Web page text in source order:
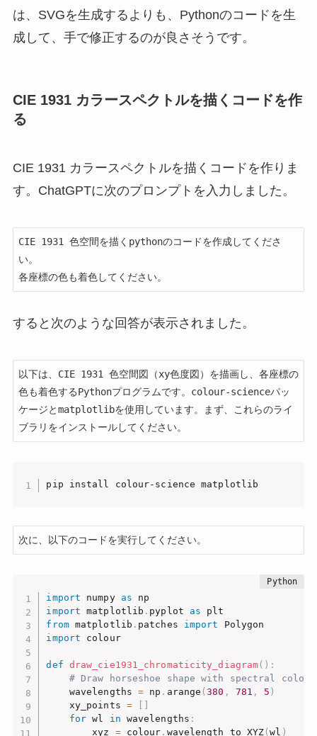
は、SVGを生成するよりも、Pythonのコードを生
成して、手で修正するのが良さそうです。
CIE 1931 カラースペクトルを描くコードを作
る
CIE 1931 カラースペクトルを描くコードを作りま
す。ChatGPTに次のプロンプトを入力しました。
CIE 1931 色空間を描くpythonのコードを作成してくださ
い。
各座標の色も着色してください。
すると次のような回答が表示されました。
以下は、CIE 1931 色空間図（xy色度図）を描画し、各座標の
色も着色するPythonプログラムです。colour-scienceパッ
ケージとmatplotlibを使用しています。まず、これらのライ
ブラリをインストールしてください。
pip install colour-science matplotlib
次に、以下のコードを実行してください。
import numpy as
import matplotlib . pyplot as
from matplotlib . patches import
import colour
def draw_cie1931_chromaticity_diagram( ) :
# Draw horseshoe shape with spectral colors
    wavelengths
= np . arange (380 , 781 , 5 )
    xy_points
=
for wl in wavelengths :
        xyz
= colour . wavelength_to_XYZ(wl )